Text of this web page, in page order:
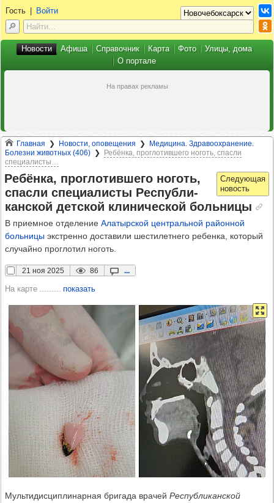
Главная Новости, оповещения
Медицина. Здравоохранение.
Болезни животных (406)
Ребёнка, проглотившего ноготь, спасли
специалисты…
Ребёнка, прог­ло­тив­шего ноготь,
спасли спе­ци­алисты Рес­пуб­ли­
кан­ской дет­ской кли­ни­чес­кой боль­ницы
В приемное отделение Алатырской центральной районной
больницы экстренно доставили шестилетнего ребенка, который
случайно проглотил ноготь.
21 ноя 2025 86 ...
На карте показать
Мультидисциплинарная бригада врачей Республиканской
Гость| Войти
Новости Афиша Справочник Карта Фото
Улицы, дома
О портале